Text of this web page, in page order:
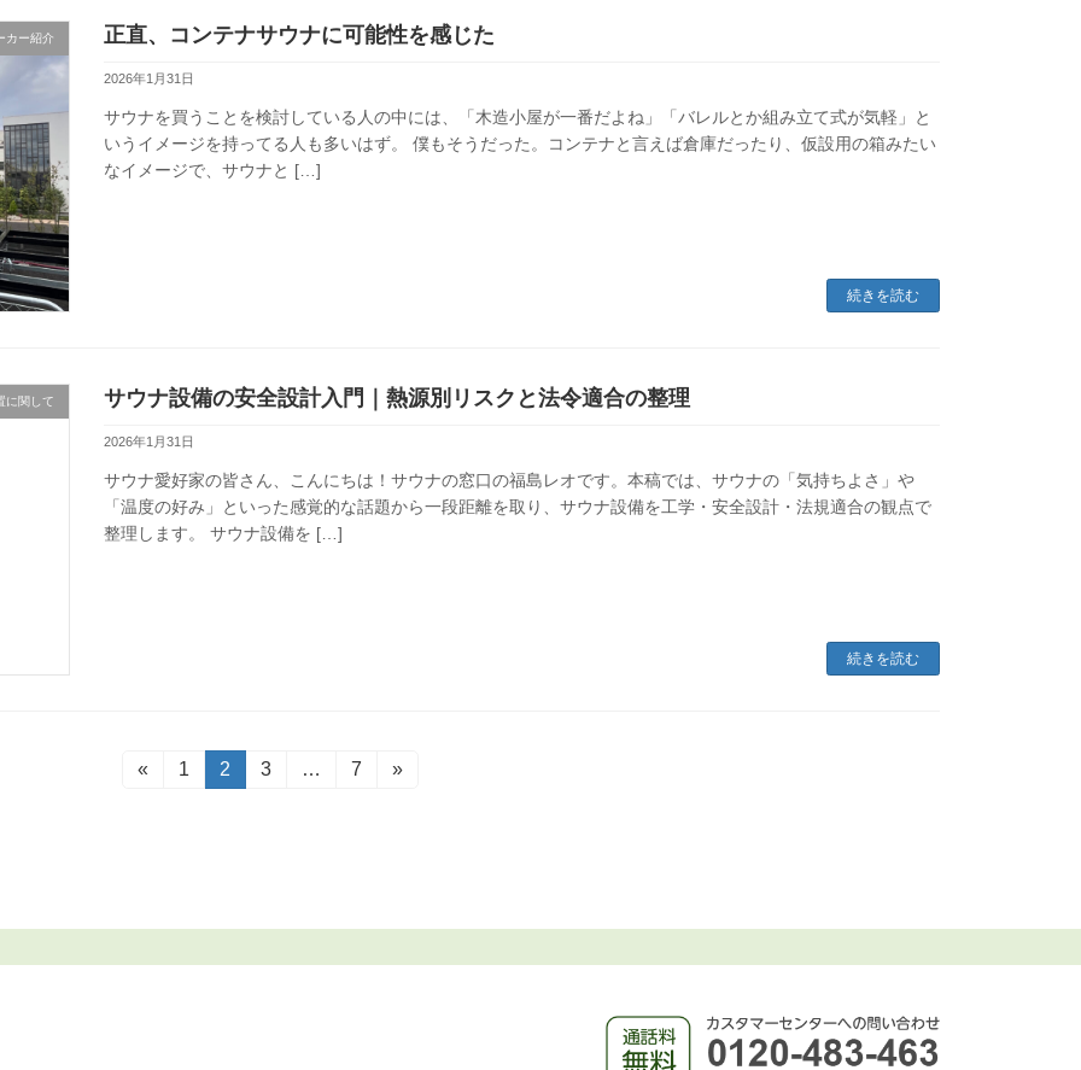
カー紹介 正直、コンテナサウナに可能性を感じた
2026年1月31日
サウナを買うことを検討している人の中には、「木造小屋が一番だよね」「バレルとか組み立て式が気軽」と
いうイメージを持ってる人も多いはず。 僕もそうだった。コンテナと言えば倉庫だったり、仮設用の箱みたい
なイメージで、サウナと […]
続きを読む
に関して サウナ設備の安全設計入門｜熱源別リスクと法令適合の整理
2026年1月31日
サウナ愛好家の皆さん、こんにちは！サウナの窓口の福島レオです。本稿では、サウナの「気持ちよさ」や
「温度の好み」といった感覚的な話題から一段距離を取り、サウナ設備を工学・安全設計・法規適合の観点で
整理します。 サウナ設備を […]
続きを読む
«
固
1
固
定
2
固
3 …
固
7 »